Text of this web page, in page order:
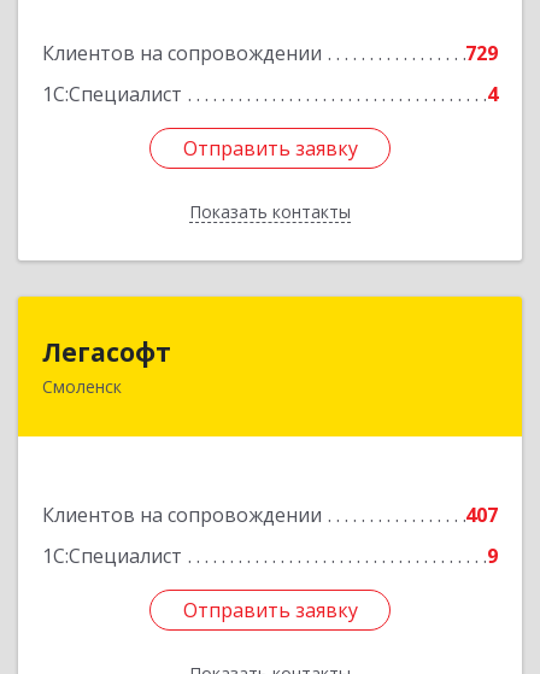
Клиентов на сопровождении
729
1С:Специалист
4
Отправить заявку
Показать контакты
Отправить заявку
Назад
Легасофт
Смоленск
Клиентов на сопровождении
407
1С:Специалист
9
Отправить заявку
214018, Смоленская обл, Смоленск г, Ново-
Отправить заявку